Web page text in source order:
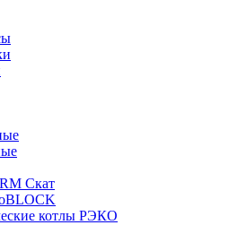
Скат
котлы РЭКО